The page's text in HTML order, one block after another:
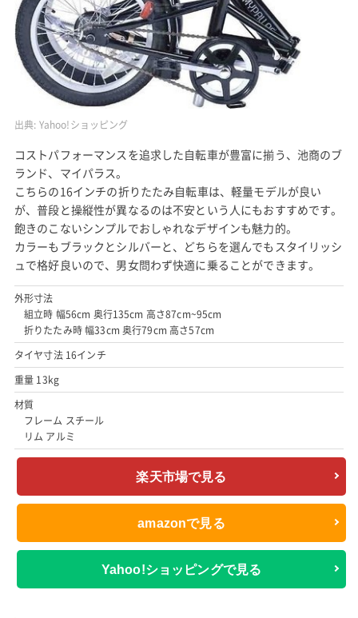
出典: Yahoo!ショッピング
コストパフォーマンスを追求した自転車が豊富に揃う、池商のブ
ランド、マイパラス。
こちらの16インチの折りたたみ自転車は、軽量モデルが良い
が、普段と操縦性が異なるのは不安という人にもおすすめです。
飽きのこないシンプルでおしゃれなデザインも魅力的。
カラーもブラックとシルバーと、どちらを選んでもスタイリッシ
ュで格好良いので、男女問わず快適に乗ることができます。
外形寸法
組立時 幅56cm 奥行135cm 高さ87cm~95cm
折りたたみ時 幅33cm 奥行79cm 高さ57cm
タイヤ寸法 16インチ
重量 13kg
材質
フレーム スチール
リム アルミ
楽天市場で見る
amazonで見る
Yahoo!ショッピングで見る